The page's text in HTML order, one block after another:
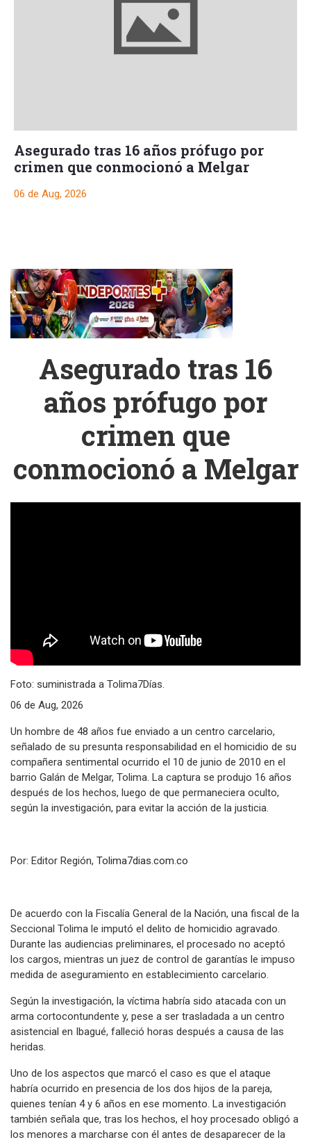
Asegurado tras 16 años prófugo por
crimen que conmocionó a Melgar
06 de Aug, 2026
Asegurado tras 16
años prófugo por
crimen que
conmocionó a Melgar
Foto: suministrada a Tolima7Días.
06 de Aug, 2026
Un hombre de 48 años fue enviado a un centro carcelario,
señalado de su presunta responsabilidad en el homicidio de su
compañera sentimental ocurrido el 10 de junio de 2010 en el
barrio Galán de Melgar, Tolima. La captura se produjo 16 años
después de los hechos, luego de que permaneciera oculto,
según la investigación, para evitar la acción de la justicia.
Por: Editor Región, Tolima7dias.com.co
De acuerdo con la Fiscalía General de la Nación, una fiscal de la
Seccional Tolima le imputó el delito de homicidio agravado.
Durante las audiencias preliminares, el procesado no aceptó
los cargos, mientras un juez de control de garantías le impuso
medida de aseguramiento en establecimiento carcelario.
Según la investigación, la víctima habría sido atacada con un
arma cortocontundente y, pese a ser trasladada a un centro
asistencial en Ibagué, falleció horas después a causa de las
heridas.
Uno de los aspectos que marcó el caso es que el ataque
habría ocurrido en presencia de los dos hijos de la pareja,
quienes tenían 4 y 6 años en ese momento. La investigación
también señala que, tras los hechos, el hoy procesado obligó a
los menores a marcharse con él antes de desaparecer de la